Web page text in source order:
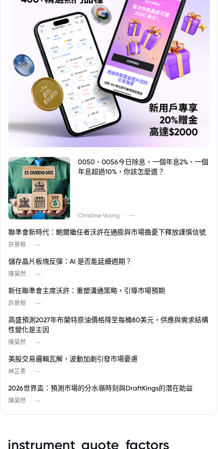
0050、0056今日除息，一個年息2%、一個
年息超過10%，你該怎麼選？
Christine Voong --
聯準會新時代：鮑爾繼任者沃許在通膨與市場擔憂下釋放謹慎信號
許景桓 --
儲存晶片板塊反彈：AI 是否能延續週期？
陳昊然 --
新任聯準會主席沃許：重塑溝通策略，引導市場預期
許景桓 --
高盛預測2027年布蘭特原油價格降至每桶80美元，供應與需求結構
性變化是主因
陳昊然 --
美股交易邏輯瓦解，波動加劇引發市場憂慮
林芷柔 --
2026世界盃：預測市場的分水嶺時刻與DraftKings的潛在助益
陳昊然 --
instrument_quote_factors